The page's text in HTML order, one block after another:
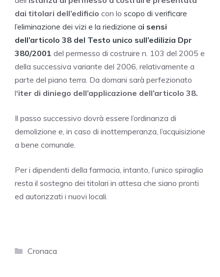
dai titolari dell’edificio con lo scopo di verificare
l’eliminazione dei vizi e la riedizione ai sensi
dell’articolo 38 del Testo unico sull’edilizia Dpr
380/2001 del permesso di costruire n. 103 del 2005 e
della successiva variante del 2006, relativamente a
parte del piano terra. Da domani sarà perfezionato
l‘iter di diniego dell’applicazione dell’articolo 38.
Il passo successivo dovrà essere l’ordinanza di
demolizione e, in caso di inottemperanza, l’acquisizione
a bene comunale.
Per i dipendenti della farmacia, intanto, l’unico spiraglio
resta il sostegno dei titolari in attesa che siano pronti
ed autorizzati i nuovi locali.
Categorie
Cronaca